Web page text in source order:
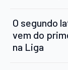
O segundo
vem do
na Liga